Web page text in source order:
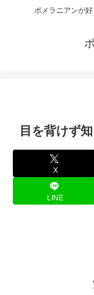
ポメラニアンが
目を背けず
X
LINE